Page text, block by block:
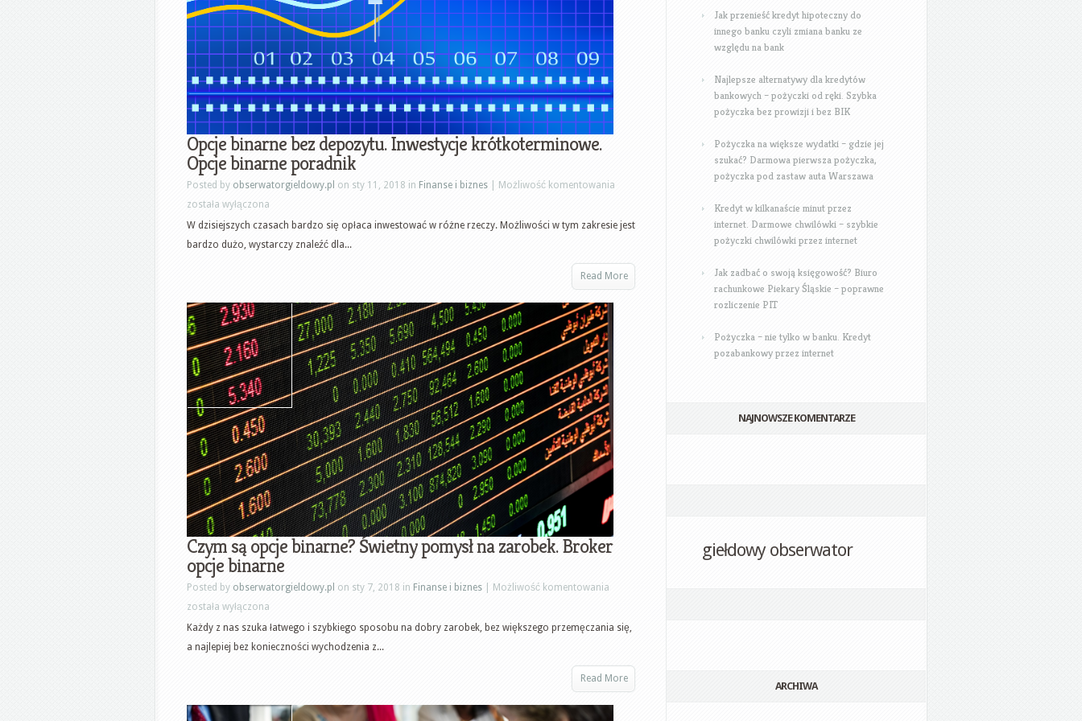
Opcje binarne bez depozytu. Inwestycje krótkoterminowe.
Opcje binarne poradnik
Posted by obserwatorgieldowy.pl on sty 11, 2018 in Finanse i biznes Możliwość komentowania
bez
Inwestycje
krótkoterminowe.
została wyłączona
W dzisiejszych czasach bardzo się opłaca inwestować w różne rzeczy. Możliwości w tym zakresie jest
bardzo dużo, wystarczy znaleźć dla...
Read More
Czym są opcje binarne? Świetny pomysł na zarobek. Broker
opcje binarne
Posted by obserwatorgieldowy.pl on sty 7, 2018 in Finanse i biznes Możliwość komentowania
opcje
Świetny
pomysł
została wyłączona
Każdy z nas szuka łatwego i szybkiego sposobu na dobry zarobek, bez większego przemęczania się,
a najlepiej bez konieczności wychodzenia z...
Read More
Jak przenieść kredyt hipoteczny do
innego banku czyli zmiana banku ze
względu na bank
Najlepsze alternatywy dla kredytów
bankowych – pożyczki od ręki. Szybka
pożyczka bez prowizji i bez BIK
Pożyczka na większe wydatki – gdzie jej
szukać? Darmowa pierwsza pożyczka,
pożyczka pod zastaw auta Warszawa
Kredyt w kilkanaście minut przez
internet. Darmowe chwilówki – szybkie
pożyczki chwilówki przez internet
Jak zadbać o swoją księgowość? Biuro
rachunkowe Piekary Śląskie – poprawne
rozliczenie PIT
Pożyczka – nie tylko w banku. Kredyt
pozabankowy przez internet
NAJNOWSZE KOMENTARZE
giełdowy obserwator
ARCHIWA